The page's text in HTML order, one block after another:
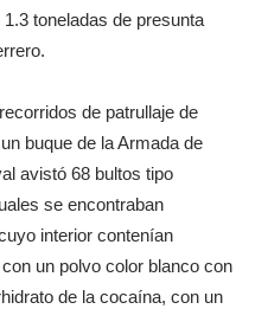
toneladas de presunta
de patrullaje de
buque de la Armada de
avistó 68 bultos tipo
se encontraban
interior contenían
un polvo color blanco con
de la cocaína, con un